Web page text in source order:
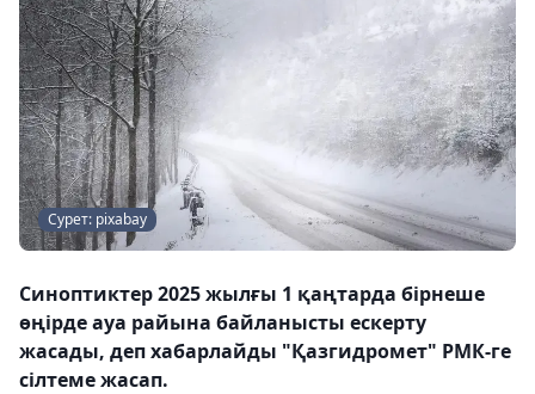
Сурет: pixabay
Синоптиктер 2025 жылғы 1 қаңтарда бірнеше
өңірде ауа райына байланысты ескерту
жасады, деп хабарлайды "Қазгидромет" РМК-ге
сілтеме жасап.